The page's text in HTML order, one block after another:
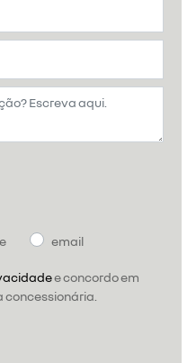
email
e concordo em